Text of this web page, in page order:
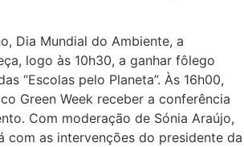
Dia Mundial do Ambiente, a
logo às 10h30, a ganhar fôlego
“Escolas pelo Planeta”. Às 16h00,
Green Week receber a conferência
Com moderação de Sónia Araújo,
com as intervenções do presidente da